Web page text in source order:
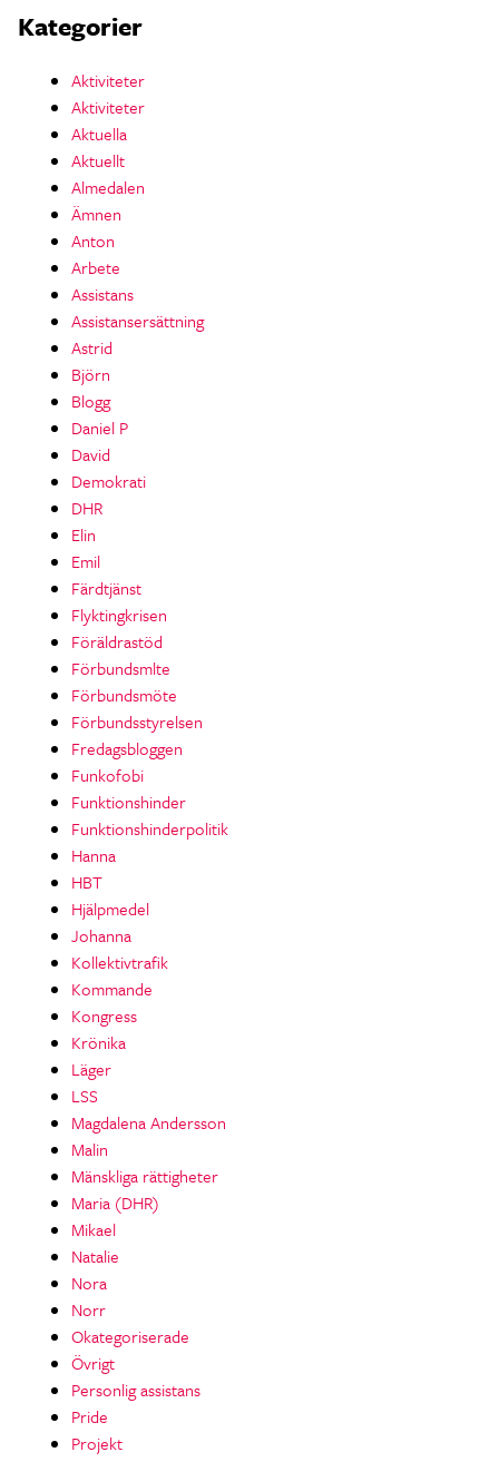
Kategorier
Aktiviteter
Aktiviteter
Aktuella
Aktuellt
Almedalen
Ämnen
Anton
Arbete
Assistans
Assistansersättning
Astrid
Björn
Blogg
Daniel P
David
Demokrati
DHR
Elin
Emil
Färdtjänst
Flyktingkrisen
Föräldrastöd
Förbundsmlte
Förbundsmöte
Förbundsstyrelsen
Fredagsbloggen
Funkofobi
Funktionshinder
Funktionshinderpolitik
Hanna
HBT
Hjälpmedel
Johanna
Kollektivtrafik
Kommande
Kongress
Krönika
Läger
LSS
Magdalena Andersson
Malin
Mänskliga rättigheter
Maria (DHR)
Mikael
Natalie
Nora
Norr
Okategoriserade
Övrigt
Personlig assistans
Pride
Projekt